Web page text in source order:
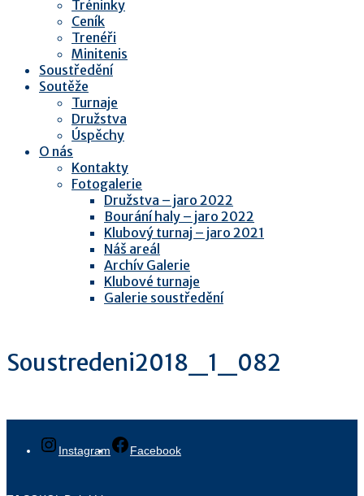
Tréninky
Ceník
Trenéři
Minitenis
Soustředění
Soutěže
Turnaje
Družstva
Úspěchy
O nás
Kontakty
Fotogalerie
Družstva – jaro 2022
Bourání haly – jaro 2022
Klubový turnaj – jaro 2021
Náš areál
Archív Galerie
Klubové turnaje
Galerie soustředění
Soustredeni2018_1_082
Instagram Facebook